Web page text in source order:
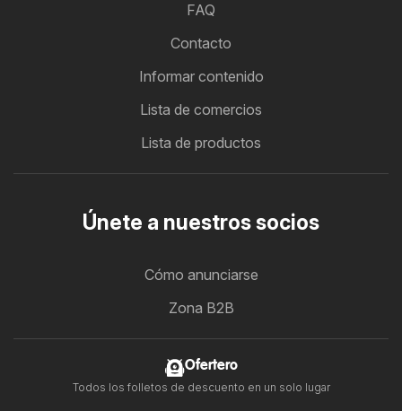
FAQ
Contacto
Informar contenido
Lista de comercios
Lista de productos
Únete a nuestros socios
Cómo anunciarse
Zona B2B
Ofertero
Todos los folletos de descuento en un solo lugar